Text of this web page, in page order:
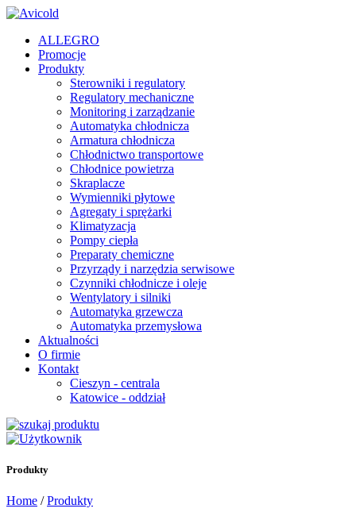
ALLEGRO
Promocje
Produkty
Sterowniki i regulatory
Regulatory mechaniczne
Monitoring i zarządzanie
Automatyka chłodnicza
Armatura chłodnicza
Chłodnictwo transportowe
Chłodnice powietrza
Skraplacze
Wymienniki płytowe
Agregaty i sprężarki
Klimatyzacja
Pompy ciepła
Preparaty chemiczne
Przyrządy i narzędzia serwisowe
Czynniki chłodnicze i oleje
Wentylatory i silniki
Automatyka grzewcza
Automatyka przemysłowa
Aktualności
O firmie
Kontakt
Cieszyn - centrala
Katowice - oddział
Produkty
Home /Produkty